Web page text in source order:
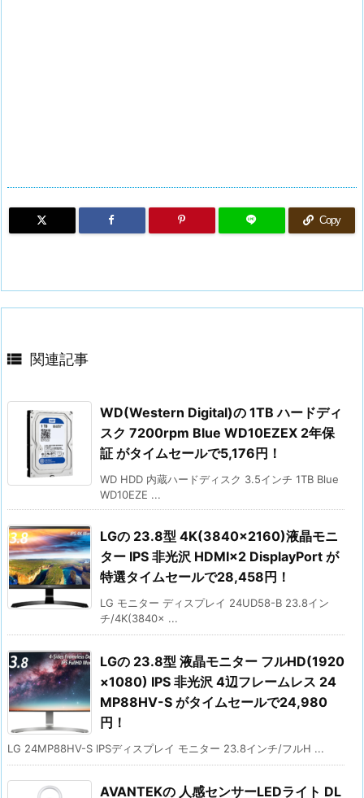
Copy
 関連記事
WD(Western Digital)の 1TB ハードディ
スク 7200rpm Blue WD10EZEX 2年保
証 がタイムセールで5,176円！
WD HDD 内蔵ハードディスク 3.5インチ 1TB Blue
WD10EZE ...
LGの 23.8型 4K(3840×2160)液晶モニ
ター IPS 非光沢 HDMI×2 DisplayPort が
特選タイムセールで28,458円！
LG モニター ディスプレイ 24UD58-B 23.8イン
チ/4K(3840× ...
LGの 23.8型 液晶モニター フルHD(1920
×1080) IPS 非光沢 4辺フレームレス 24
MP88HV-S がタイムセールで24,980
円！
LG 24MP88HV-S IPSディスプレイ モニター 23.8インチ/フルH ...
AVANTEKの 人感センサーLEDライト DL